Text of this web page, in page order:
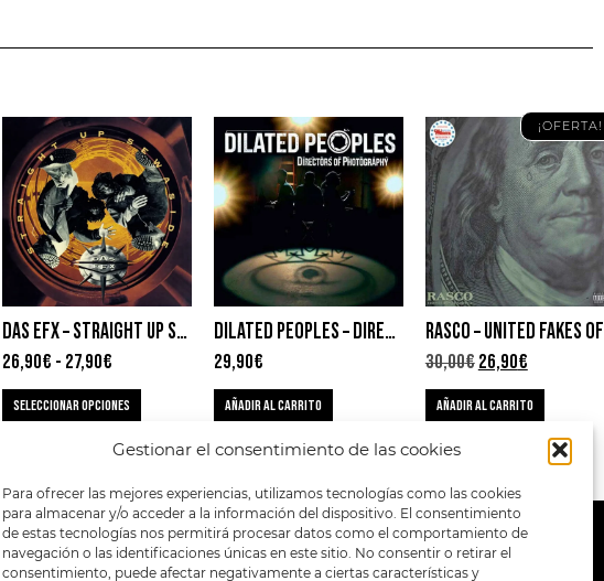
Gestionar el consentimiento de las cookies
Para ofrecer las mejores experiencias, utilizamos tecnologías como las cookies
para almacenar y/o acceder a la información del dispositivo. El consentimiento
de estas tecnologías nos permitirá procesar datos como el comportamiento de
navegación o las identificaciones únicas en este sitio. No consentir o retirar el
consentimiento, puede afectar negativamente a ciertas características y
DAS EFX – STRAIGHT UP SEWASIDE
26,90€ - 27,90€
SELECCIONAR OPCIONES
DILATED PEOPLES – DIRECTORS OF PHOTOGRAPHY
29,90€
AÑADIR AL CARRITO
¡OFERTA!
30,00€ 26,90€
AÑADIR AL CARRITO
SIGUENOS EN: METODOS DE PAGO: